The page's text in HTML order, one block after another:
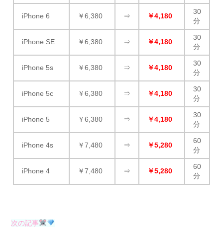
iPhone 6 ￥6,380 ⇒ ￥4,180
30
分
iPhone SE ￥6,380 ⇒ ￥4,180
30
分
iPhone 5s ￥6,380 ⇒ ￥4,180
30
分
iPhone 5c ￥6,380 ⇒ ￥4,180
30
分
iPhone 5 ￥6,380 ⇒ ￥4,180
30
分
iPhone 4s ￥7,480 ⇒ ￥5,280
60
分
iPhone 4 ￥7,480 ⇒ ￥5,280
60
分
次の記事